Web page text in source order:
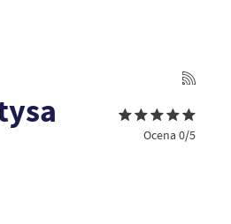
Ocena 0/5